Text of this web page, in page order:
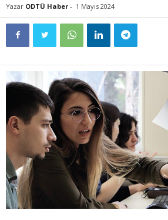
Yazar ODTÜ Haber - 1 Mayıs 2024